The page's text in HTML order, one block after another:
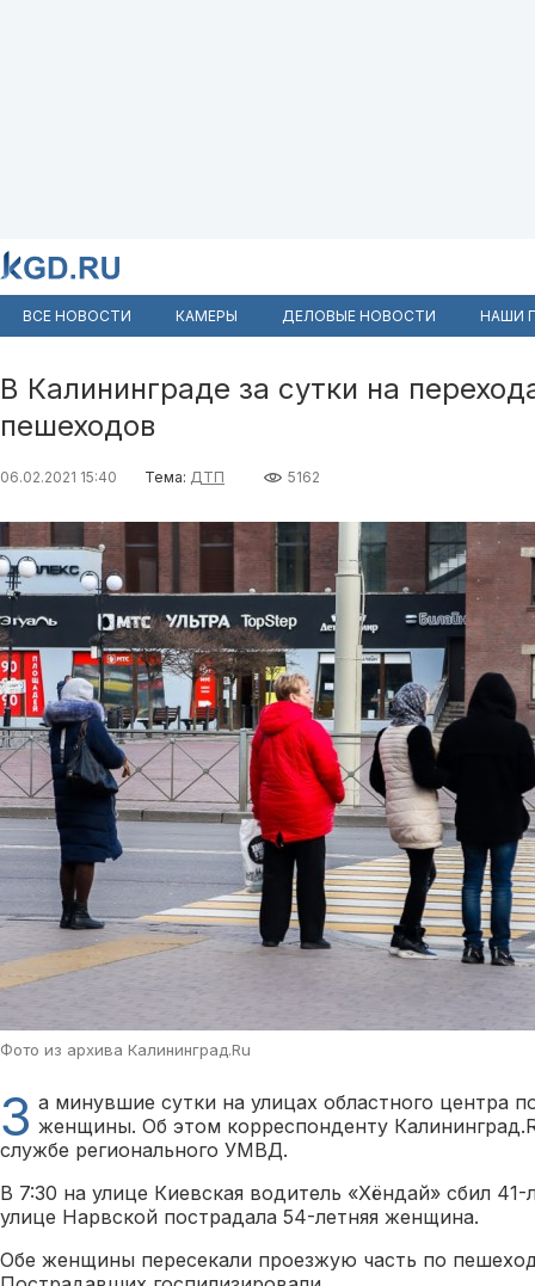
ВСЕ НОВОСТИ КАМЕРЫ ДЕЛОВЫЕ НОВОСТИ НАШИ
В Калининграде за сутки на
пешеходов
06.02.2021 15:40 Тема: ДТП 5162
Фото из архива Калининград.Ru
З а минувшие сутки на улицах областного центра
женщины. Об этом корреспонденту
службе регионального УМВД.
В 7:30 на улице Киевская водитель «Хёндай» сбил
улице Нарвской пострадала 54-летняя женщина.
Обе женщины пересекали проезжую часть по